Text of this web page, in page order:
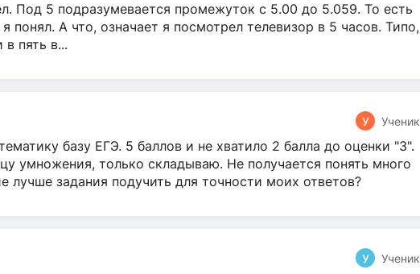
Под 5 подразумевается промежуток с 5.00 до 5.059. То есть
понял. А что, означает я посмотрел телевизор в 5 часов. Типо,
пять в...
У Ученик
базу ЕГЭ. 5 баллов и не хватило 2 балла до оценки "3".
умножения, только складываю. Не получается понять много
лучше задания подучить для точности моих ответов?
У Ученик